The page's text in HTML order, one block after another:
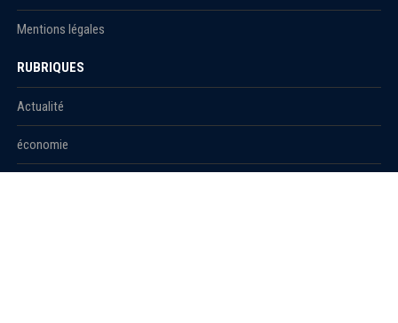
Mentions légales
RUBRIQUES
Actualité
économie